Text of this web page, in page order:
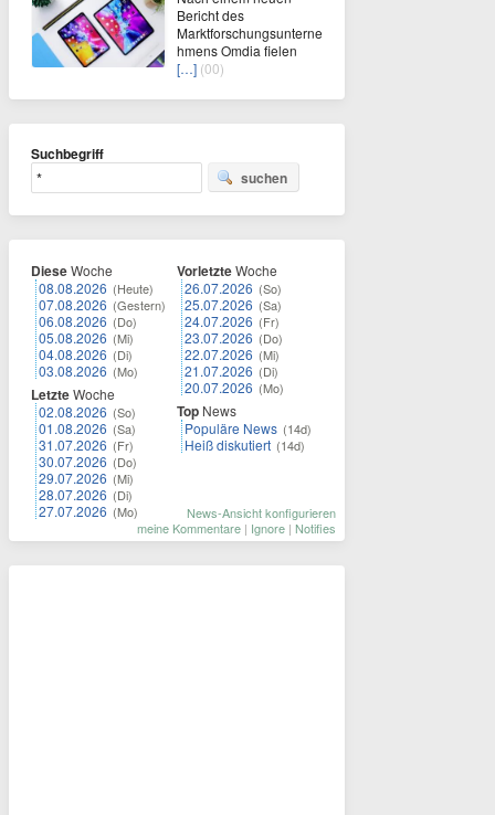
Bericht des
Marktforschungsunterne
hmens Omdia fielen
[…] (00)
Suchbegriff
suchen
DieseWoche
08.08.2026 (Heute)
07.08.2026 (Gestern)
06.08.2026 (Do)
05.08.2026 (Mi)
04.08.2026 (Di)
03.08.2026 (Mo)
LetzteWoche
02.08.2026 (So)
01.08.2026 (Sa)
31.07.2026 (Fr)
30.07.2026 (Do)
29.07.2026 (Mi)
28.07.2026 (Di)
27.07.2026 (Mo)
VorletzteWoche
26.07.2026 (So)
25.07.2026 (Sa)
24.07.2026 (Fr)
23.07.2026 (Do)
22.07.2026 (Mi)
21.07.2026 (Di)
20.07.2026 (Mo)
Top News
Populäre News (14d)
Heiß diskutiert (14d)
News-Ansicht konfigurieren
meine Kommentare | Ignore | Notifies